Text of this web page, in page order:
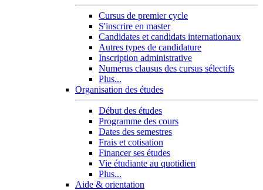
Cursus de premier cycle
S'inscrire en master
Candidates et candidats internationaux
Autres types de candidature
Inscription administrative
Numerus clausus des cursus sélectifs
Plus...
Organisation des études
Début des études
Programme des cours
Dates des semestres
Frais et cotisation
Financer ses études
Vie étudiante au quotidien
Plus...
Aide & orientation